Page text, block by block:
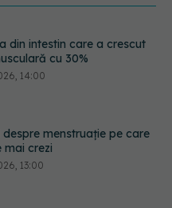
despre menstruație pe care
mai crezi
13:00
1.000 de zile ar putea
creierului pentru
viață